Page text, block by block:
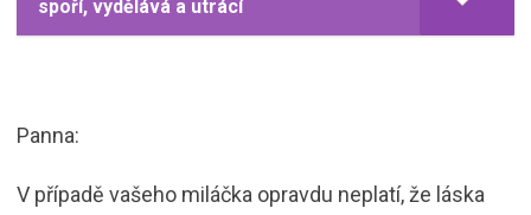
spoří, vydělává a utrácí
Panna:
V případě vašeho miláčka opravdu neplatí, že láska